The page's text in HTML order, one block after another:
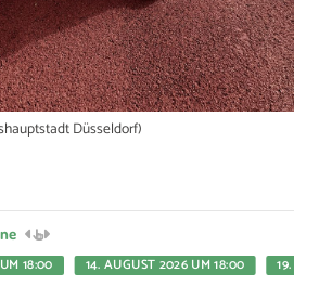
Düsseldorf)
18:00
14. AUGUST 2026 UM 18:00 19.